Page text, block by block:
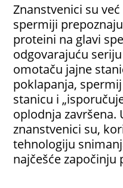
Znanstvenici su
spermiji
proteini na glavi
odgovarajuću
omotaču jajne
poklapanja, spermij
stanicu i
oplodnja završena.
znanstvenici su,
tehnologiju
najčešće započinju